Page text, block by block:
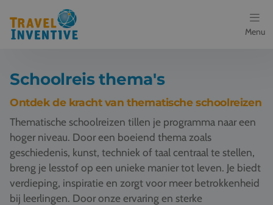
Menu
Bestemmingen
Schoolreis thema's
Voor docenten
Over ons
Een offerte aanvragen
Schoolreis thema's
Ontdek de kracht van thematische schoolreizen
Thematische schoolreizen tillen je programma naar een
hoger niveau. Door een boeiend thema zoals
geschiedenis, kunst, techniek of taal centraal te stellen,
breng je lesstof op een unieke manier tot leven. Je biedt
verdieping, inspiratie en zorgt voor meer betrokkenheid
bij leerlingen. Door onze ervaring en sterke